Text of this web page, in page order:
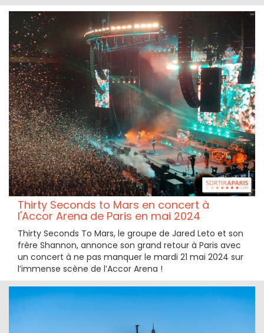
Thirty Seconds to Mars en concert à
l'Accor Arena de Paris en mai 2024
Thirty Seconds To Mars, le groupe de Jared Leto et son
frère Shannon, annonce son grand retour à Paris avec
un concert à ne pas manquer le mardi 21 mai 2024 sur
l’immense scène de l’Accor Arena !